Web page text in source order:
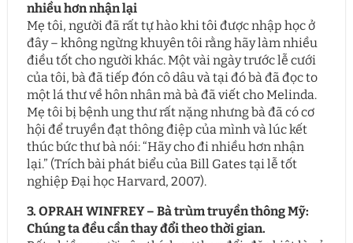
nhiều hơn nhận lại
Mẹ tôi, người đã rất tự hào khi tôi được nhập học ở
đây – không ngừng khuyên tôi rằng hãy làm nhiều
điều tốt cho người khác. Một vài ngày trước lễ cưới
của tôi, bà đã tiếp đón cô dâu và tại đó bà đã đọc to
một lá thư về hôn nhân mà bà đã viết cho Melinda.
Mẹ tôi bị bệnh ung thư rất nặng nhưng bà đã có cơ
hội để truyền đạt thông điệp của mình và lúc kết
thúc bức thư bà nói: “Hãy cho đi nhiều hơn nhận
lại.” (Trích bài phát biểu của Bill Gates tại lễ tốt
nghiệp Đại học Harvard, 2007).
3. OPRAH WINFREY – Bà trùm truyền thông Mỹ:
Chúng ta đều cần thay đổi theo thời gian.